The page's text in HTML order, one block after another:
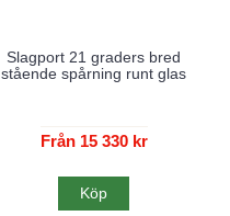
Slagport 21 graders bred
stående spårning runt glas
Från 15 330 kr
Köp